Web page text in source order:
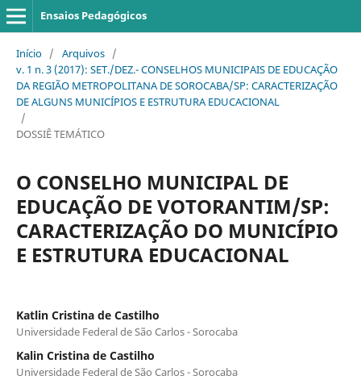
Ensaios Pedagógicos
Início / Arquivos /
v. 1 n. 3 (2017): SET./DEZ.- CONSELHOS MUNICIPAIS DE EDUCAÇÃO
DA REGIÃO METROPOLITANA DE SOROCABA/SP: CARACTERIZAÇÃO
DE ALGUNS MUNICÍPIOS E ESTRUTURA EDUCACIONAL
/
DOSSIÊ TEMÁTICO
O CONSELHO MUNICIPAL DE
EDUCAÇÃO DE VOTORANTIM/SP:
CARACTERIZAÇÃO DO MUNICÍPIO
E ESTRUTURA EDUCACIONAL
Katlin Cristina de Castilho
Universidade Federal de São Carlos - Sorocaba
Kalin Cristina de Castilho
Universidade Federal de São Carlos - Sorocaba